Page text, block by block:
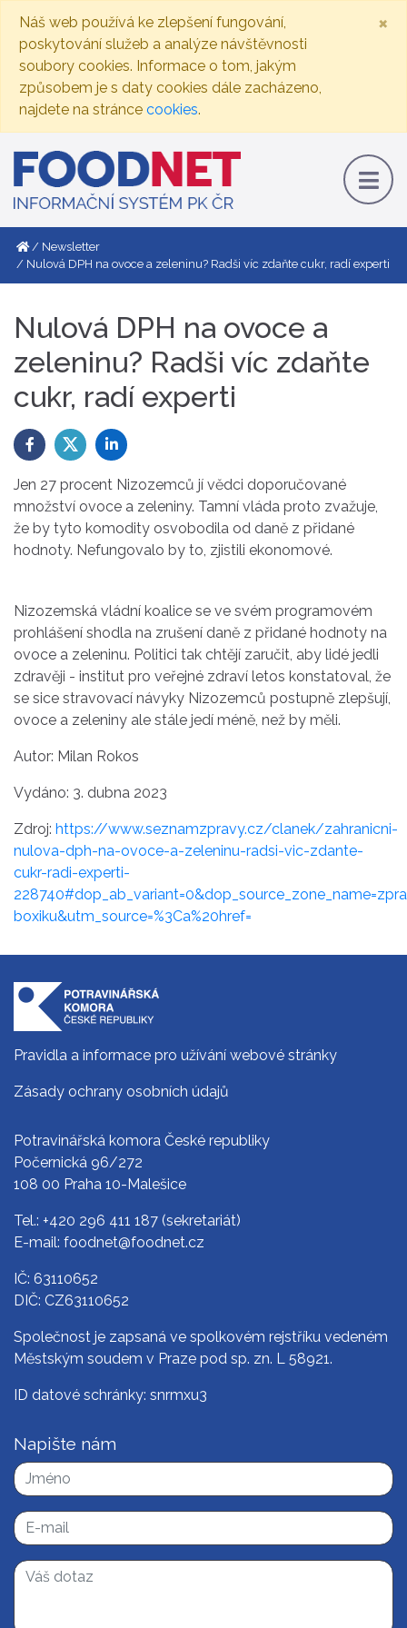
Náš web používá ke zlepšení fungování,
poskytování služeb a analýze návštěvnosti
soubory cookies. Informace o tom, jakým
způsobem je s daty cookies dále zacházeno,
najdete na stránce cookies.
×
Newsletter
Nulová DPH na ovoce a zeleninu? Radši víc zdaňte cukr, radí experti
Nulová DPH na ovoce a
zeleninu? Radši víc zdaňte
cukr, radí experti
Jen 27 procent Nizozemců jí vědci doporučované
množství ovoce a zeleniny. Tamní vláda proto zvažuje,
že by tyto komodity osvobodila od daně z přidané
hodnoty. Nefungovalo by to, zjistili ekonomové.
Nizozemská vládní koalice se ve svém programovém
prohlášení shodla na zrušení daně z přidané hodnoty na
ovoce a zeleninu. Politici tak chtějí zaručit, aby lidé jedli
zdravěji - institut pro veřejné zdraví letos konstatoval, že
se sice stravovací návyky Nizozemců postupně zlepšují,
ovoce a zeleniny ale stále jedí méně, než by měli.
Autor: Milan Rokos
Vydáno: 3. dubna 2023
Zdroj: https://www.seznamzpravy.cz/clanek/zahranicni-
nulova-dph-na-ovoce-a-zeleninu-radsi-vic-zdante-
cukr-radi-experti-
boxiku&utm_source=%3Ca%20href=
Pravidla a informace pro užívání webové stránky
Zásady ochrany osobních údajů
Potravinářská komora České republiky
Počernická 96/272
108 00 Praha 10-Malešice
Tel.: +420 296 411 187 (sekretariát)
E-mail: foodnet@foodnet.cz
IČ: 63110652
DIČ: CZ63110652
Společnost je zapsaná ve spolkovém rejstříku vedeném
Městským soudem v Praze pod sp. zn. L 58921.
ID datové schránky: snrmxu3
Napište nám